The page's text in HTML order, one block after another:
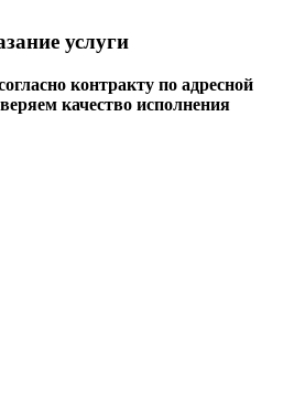
услуги
контракту по адресной
качество исполнения